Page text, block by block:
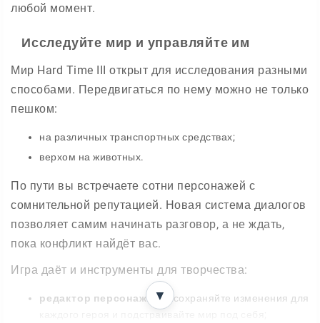
любой момент.
Исследуйте мир и управляйте им
Мир Hard Time III открыт для исследования разными
способами. Передвигаться по нему можно не только
пешком:
на различных транспортных средствах;
верхом на животных.
По пути вы встречаете сотни персонажей с
сомнительной репутацией. Новая система диалогов
позволяет самим начинать разговор, а не ждать,
пока конфликт найдёт вас.
Игра даёт и инструменты для творчества:
редактор персонажей— сохраняйте изменения для
▼